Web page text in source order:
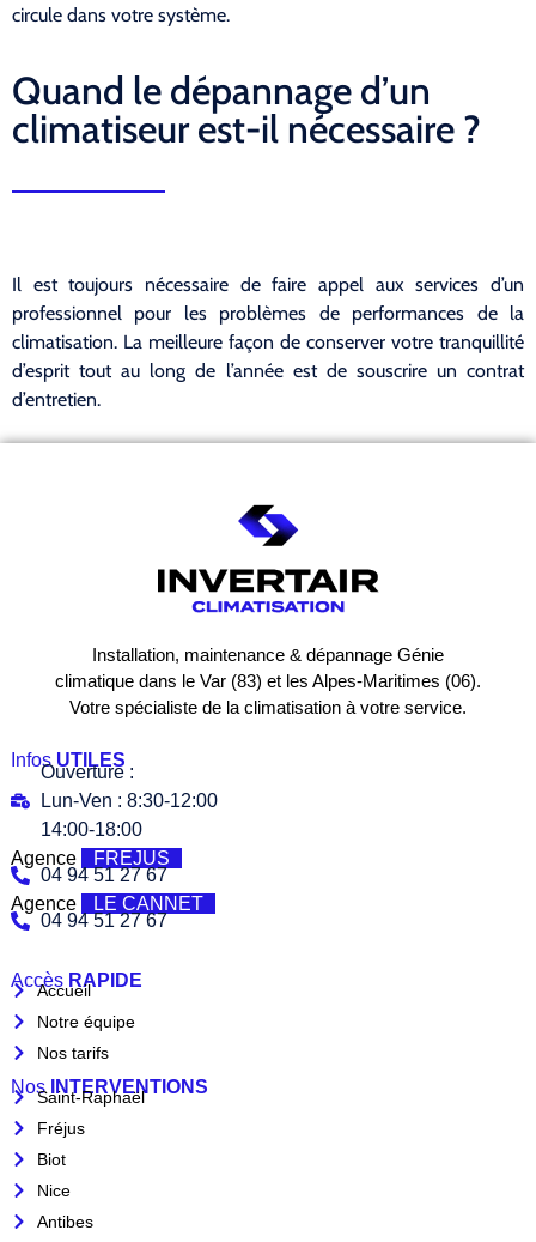
circule dans votre système.
Quand le dépannage d’un
climatiseur est-il nécessaire ?
Il est toujours nécessaire de faire appel aux services d’un
professionnel pour les problèmes de performances de la
climatisation. La meilleure façon de conserver votre tranquillité
d’esprit tout au long de l’année est de souscrire un contrat
d’entretien.
Installation, maintenance & dépannage Génie
climatique dans le Var (83) et les Alpes-Maritimes (06).
Votre spécialiste de la climatisation à votre service.
Infos UTILES
Ouverture :
Lun-Ven : 8:30-12:00
14:00-18:00
Agence
FREJUS
04 94 51 27 67
Agence
LE CANNET
04 94 51 27 67
Accès RAPIDE
Accueil
Notre équipe
Nos tarifs
Nos INTERVENTIONS
Saint-Raphaël
Fréjus
Biot
Nice
Antibes